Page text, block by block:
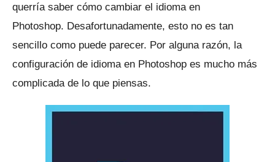
querría saber cómo cambiar el idioma en
Photoshop. Desafortunadamente, esto no es tan
sencillo como puede parecer. Por alguna razón, la
configuración de idioma en Photoshop es mucho más
complicada de lo que piensas.